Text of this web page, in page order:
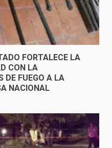
FORTALECE LA
CON LA
DE FUEGO A LA
NACIONAL